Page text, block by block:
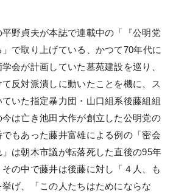
野貞夫が本誌で連載中の「『公明党
で取り上げている、かつて70年代に
会が計画していた墓苑建設を巡り、
反対派潰しに動いたことを機に、ス
いた指定暴力団・山口組系後藤組組
は亡き池田大作が創立した公明党の
もあった藤井富雄による例の「密会
は朝木市議が転落死した直後の95年
の中で藤井は後藤に対し「４人、も
げ、「この人たちはためにならな